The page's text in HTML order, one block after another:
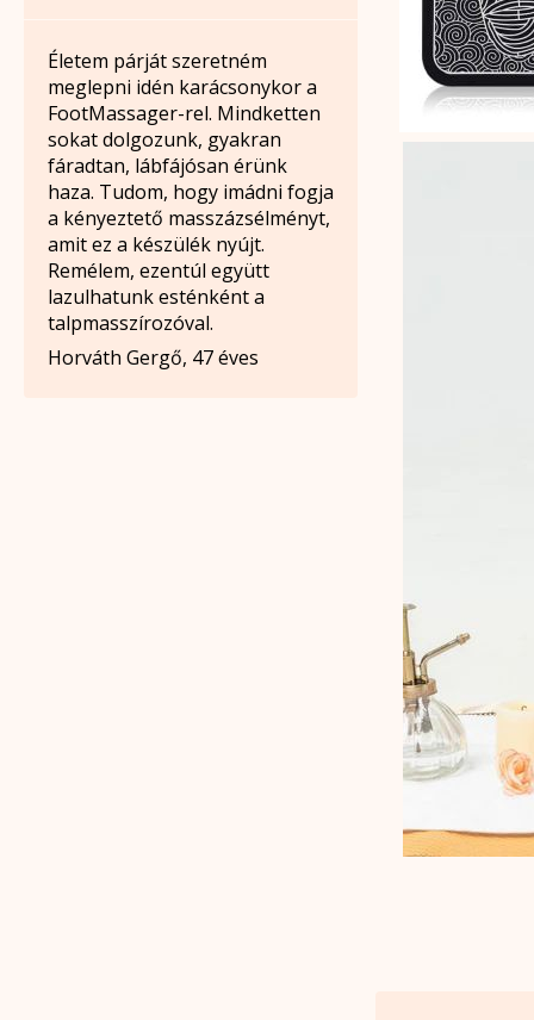
Életem párját szeretném
meglepni idén karácsonykor a
FootMassager-rel. Mindketten
sokat dolgozunk, gyakran
fáradtan, lábfájósan érünk
haza. Tudom, hogy imádni fogja
a kényeztető masszázsélményt,
amit ez a készülék nyújt.
Remélem, ezentúl együtt
lazulhatunk esténként a
talpmasszírozóval.
Horváth Gergő, 47 éves